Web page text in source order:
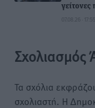
γείτονες
07.08.26 · 17:55
Σχολιασμός
Τα σχόλια
σχολιαστή. Η